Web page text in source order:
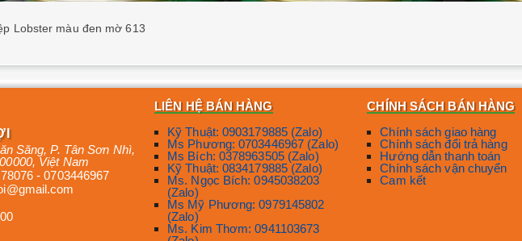
Lobster màu đen mờ 613
Săng, P. Tân Sơn Nhì,
, Việt Nam
-0703446967
LIÊN HỆ BÁN HÀNG
Kỹ Thuật: 0903179885 (Zalo)
Ms Phương: 0703446967 (Zalo)
Ms Bích: 0378963505 (Zalo)
Kỹ Thuật: 0834179885 (Zalo)
Ms. Ngọc Bích: 0945038203
(Zalo)
Ms Mỹ Phương: 0979145802
(Zalo)
Ms. Kim Thơm: 0941103673
CHÍNH SÁCH BÁN HÀNG
Chính sách giao hàng
Chính sách đổi trả hàng
Hướng dẫn thanh toán
Chính sách vận chuyển
Cam kết